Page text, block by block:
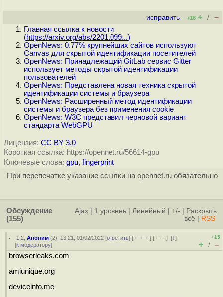
исправить +18 + / –
Главная ссылка к новости
(https://arxiv.org/abs/2201.099...)
OpenNews: 0.77% крупнейших сайтов используют
Canvas для скрытой идентификации посетителей
OpenNews: Принадлежащий GitLab сервис Gitter
использует методы скрытой идентификации
пользователей
OpenNews: Представлена новая техника скрытой
идентификации системы и браузера
OpenNews: Расширенный метод идентификации
системы и браузера без применения cookie
OpenNews: W3C представил черновой вариант
стандарта WebGPU
Лицензия: CC BY 3.0
Короткая ссылка: https://opennet.ru/56614-gpu
Ключевые слова: gpu, fingerprint
При перепечатке указание ссылки на opennet.ru обязательно
Обсуждение
(155)
Ajax 1 уровень Линейный +/-
Раскрыть
всё
RSS
1.2 ,Аноним (2), 13:21, 01/02/2022 [ответить] [ ﹢﹢﹢] [ · · ·][↓]
[к модератору]
+15
+ / –
browserleaks.com
amiunique.org
deviceinfo.me